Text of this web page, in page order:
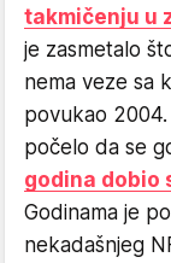
takmičenju u
je zasmetalo
nema veze sa
povukao
počelo da se
godina dobio
Godinama je
nekadašnjeg